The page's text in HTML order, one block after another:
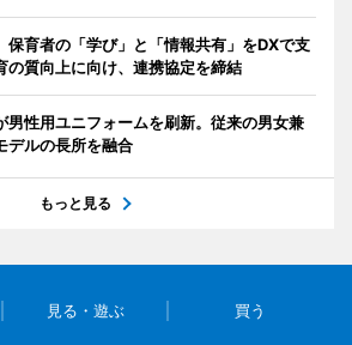
保育者の「学び」と「情報共有」をDXで支
質向上に向け、連携協定を締結
男性用ユニフォームを刷新。従来の男女兼
デルの長所を融合
もっと見る
見る・遊ぶ 買う